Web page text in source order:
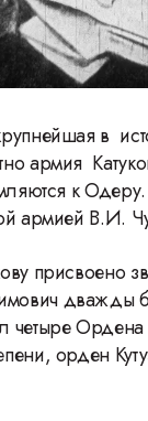
в
армия
к
армией В.И.
присвоено
дважды
четыре
орден